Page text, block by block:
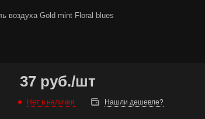
воздуха Gold mint Floral blues
37 руб./шт
Нет в наличии Нашли дешевле?